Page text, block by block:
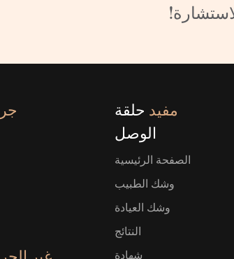
مفيد حلقة
الوصل
الصفحة الرئيسية
وشك الطبيب
وشك العيادة
النتائج
شهادة